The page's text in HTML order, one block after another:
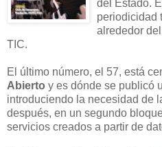
del Estado.
periodicidad
alrededor
TIC.
El último número, el 57, está
Abierto y es dónde se publicó
introduciendo la necesidad de
después, en un segundo
servicios creados a partir de